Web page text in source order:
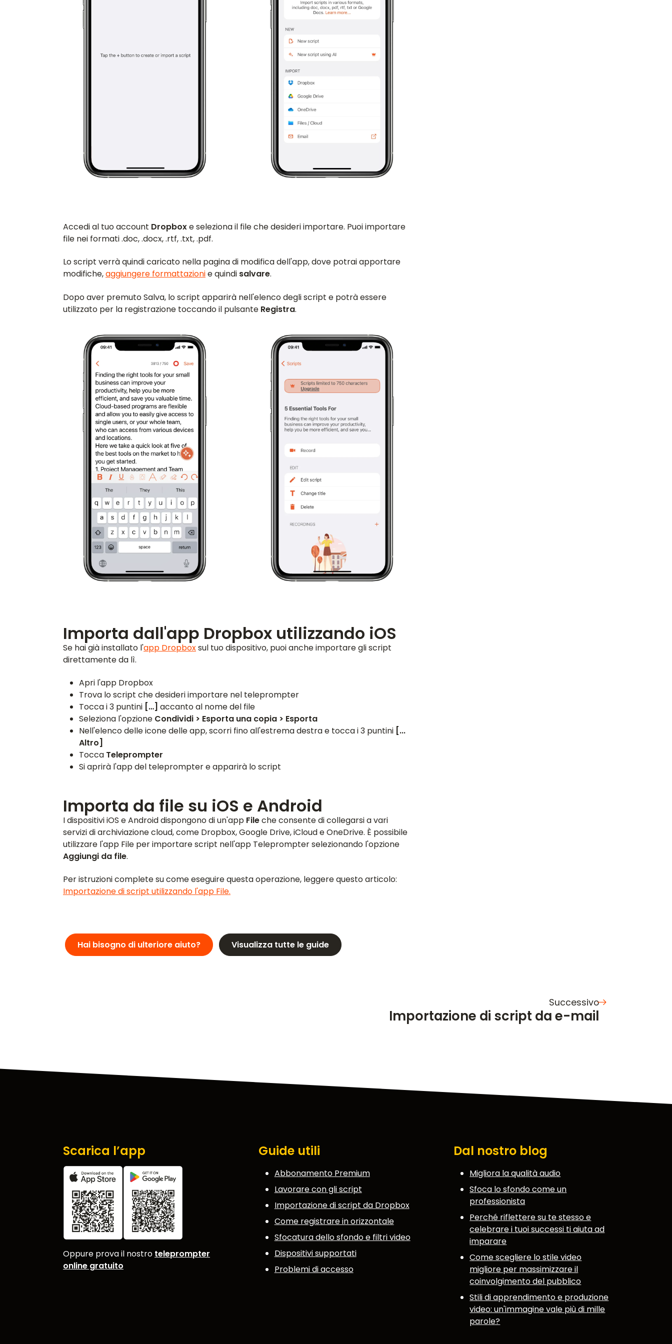
Accedi al tuo account Dropboxe seleziona il file che desideri importare. Puoi importare
file nei formati .doc, .docx, .rtf, .txt, .pdf.
Lo script verrà quindi caricato nella pagina di modifica dell'app, dove potrai apportare
modifiche,aggiungere formattazionie quindi salvare.
Dopo aver premuto Salva, lo script apparirà nell'elenco degli script e potrà essere
utilizzato per la registrazione toccando il pulsante Registra.
Importa dall'app Dropbox utilizzando iOS
Se hai già installato l'app Dropboxsul tuo dispositivo, puoi anche importare gli script
direttamente da lì.
Apri l'app Dropbox
Trova lo script che desideri importare nel teleprompter
Tocca i 3 puntini […] accanto al nome del file
Seleziona l'opzione Condividi > Esporta una copia > Esporta
Nell'elenco delle icone delle app, scorri fino all'estrema destra e tocca i 3 puntini [...
Altro]
Tocca Teleprompter
Si aprirà l'app del teleprompter e apparirà lo script
Importa da file su iOS e Android
I dispositivi iOS e Android dispongono di un'app Fileche consente di collegarsi a vari
servizi di archiviazione cloud, come Dropbox, Google Drive, iCloud e OneDrive. È possibile
utilizzare l'app File per importare script nell'app Teleprompter selezionando l'opzione
Aggiungi da file.
Per istruzioni complete su come eseguire questa operazione, leggere questo articolo:
Importazione di script utilizzando l'app File.
Hai bisogno di ulteriore aiuto? Visualizza tutte le guide
Successivo
Importazione di script da e-mail
Scarica l’app
Oppure prova il nostro teleprompter
online gratuito
Guide utili
Abbonamento Premium
Lavorare con gli script
Importazione di script da Dropbox
Come registrare in orizzontale
Sfocatura dello sfondo e filtri video
Dispositivi supportati
Problemi di accesso
Dal nostro blog
Migliora la qualità audio
Sfoca lo sfondo come un
professionista
Perché riflettere su te stesso e
celebrare i tuoi successi ti aiuta ad
imparare
Come scegliere lo stile video
migliore per massimizzare il
coinvolgimento del pubblico
Stili di apprendimento e produzione
video: un'immagine vale più di mille
parole?